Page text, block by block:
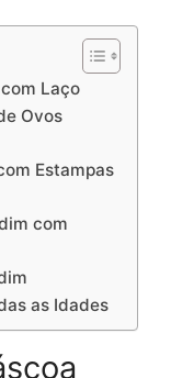
Laço
Ovos
Estampas
com
as Idades